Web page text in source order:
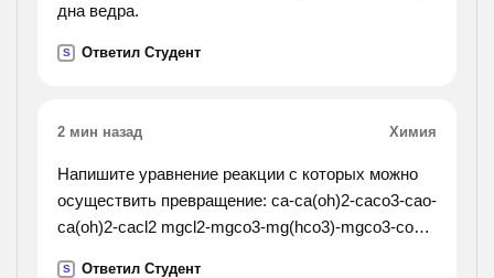
дна ведра.
S Ответил Студент
2 мин назад Химия
Напишите уравнение реакции с которых можно
осуществить превращение: ca-ca(oh)2-caco3-cao-
ca(oh)2-cacl2 mgcl2-mgco3-mg(hco3)-mgco3-co2-
S Ответил Студент